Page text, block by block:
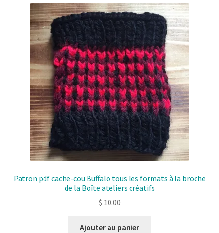
Patron pdf cache-cou Buffalo tous les formats à la broche
de la Boîte ateliers créatifs
$ 10.00
Ajouter au panier